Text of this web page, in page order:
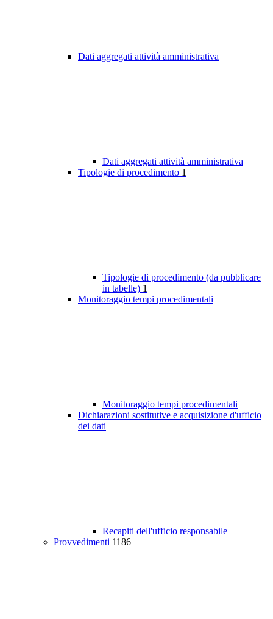
Dati aggregati attività amministrativa
Dati aggregati attività amministrativa
Tipologie di procedimento 1
Tipologie di procedimento (da pubblicare
in tabelle) 1
Monitoraggio tempi procedimentali
Monitoraggio tempi procedimentali
Dichiarazioni sostitutive e acquisizione d'ufficio
dei dati
Recapiti dell'ufficio responsabile
Provvedimenti 1186